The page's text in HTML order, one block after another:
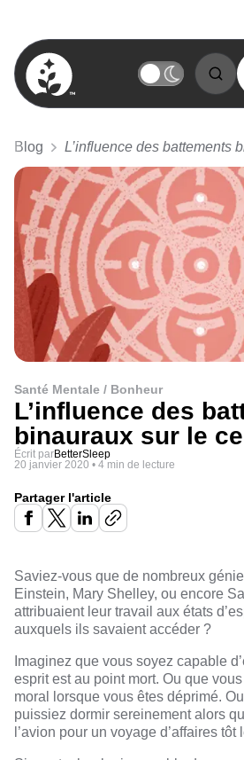
BetterSleep Logo
Blog L’influence des battements
Santé Mentale / Bonheur
L’influence des
binauraux sur le
Écrit parBetterSleep
20 janvier 2020 • 4 min de lecture
Partager l'article
Saviez-vous que de nombreux
Einstein, Mary Shelley, ou encore
attribuaient leur travail aux états
auxquels ils savaient accéder ?
Imaginez que vous soyez capable
esprit est au point mort. Ou que
moral lorsque vous êtes déprimé.
puissiez dormir sereinement alors
l’avion pour un voyage d’affaires